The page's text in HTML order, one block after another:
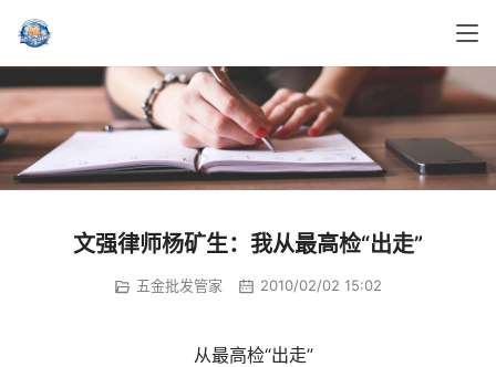
文强律师杨矿生：我从最高检“出走”
五金批发管家 2010/02/02 15:02
				从最高检“出走”